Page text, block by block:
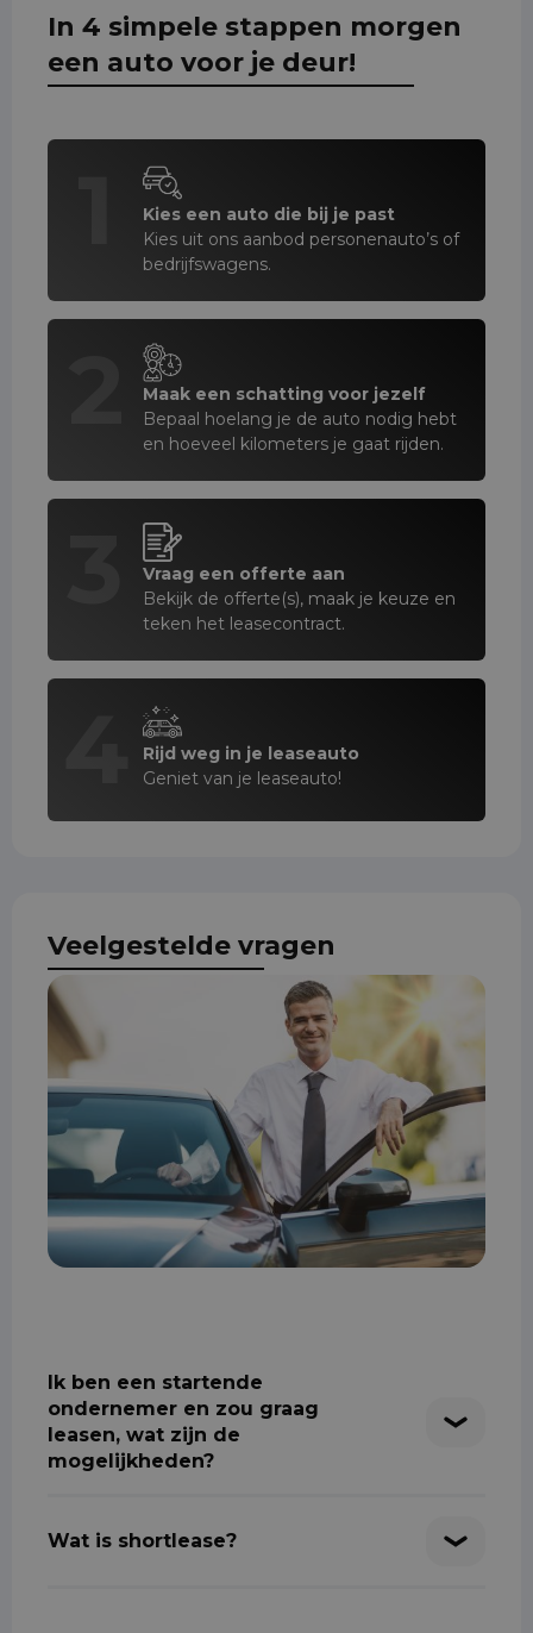
In 4 simpele stappen morgen
een auto voor je deur!
Kies een auto die bij je past
Kies uit ons aanbod personenauto’s of
bedrijfswagens.
Maak een schatting voor jezelf
Bepaal hoelang je de auto nodig hebt
en hoeveel kilometers je gaat rijden.
Vraag een offerte aan
Bekijk de offerte(s), maak je keuze en
teken het leasecontract.
Rijd weg in je leaseauto
Geniet van je leaseauto!
Veelgestelde vragen
Ik ben een startende
ondernemer en zou graag
leasen, wat zijn de
mogelijkheden?
Wat is shortlease?